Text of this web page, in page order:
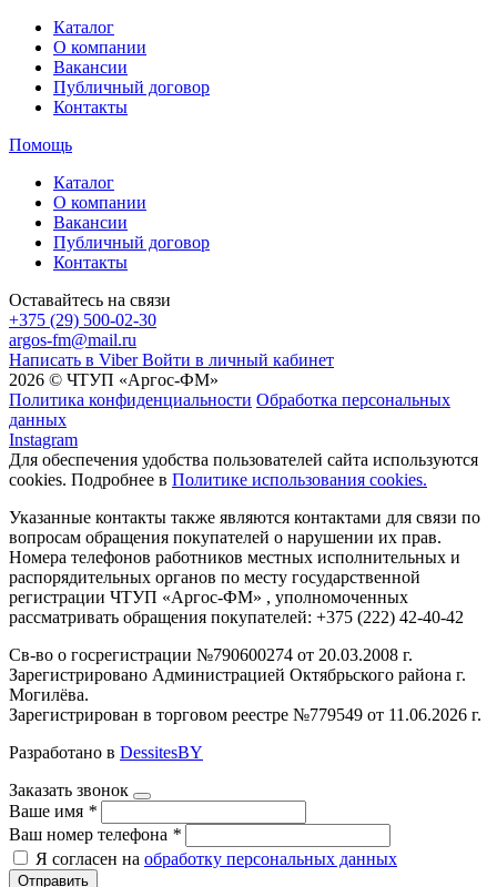
Каталог
О компании
Вакансии
Публичный договор
Контакты
Помощь
Каталог
О компании
Вакансии
Публичный договор
Контакты
Оставайтесь на связи
+375 (29) 500-02-30
argos-fm@mail.ru
Написать в Viber Войти в личный кабинет
2026 © ЧТУП «Аргос-ФМ»
Политика конфиденциальности Обработка персональных
данных
Instagram
Для обеспечения удобства пользователей сайта используются
cookies. Подробнее в Политике использования cookies.
Указанные контакты также являются контактами для связи по
вопросам обращения покупателей о нарушении их прав.
Номера телефонов работников местных исполнительных и
распорядительных органов по месту государственной
регистрации ЧТУП «Аргос-ФМ» , уполномоченных
рассматривать обращения покупателей: +375 (222) 42-40-42
Св-во о госрегистрации №790600274 от 20.03.2008 г.
Зарегистрировано Администрацией Октябрьского района г.
Могилёва.
Зарегистрирован в торговом реестре №779549 от 11.06.2026 г.
Разработано в DessitesBY
Заказать звонок
Ваше имя *
Ваш номер телефона *
Я согласен на обработку персональных данных
Отправить